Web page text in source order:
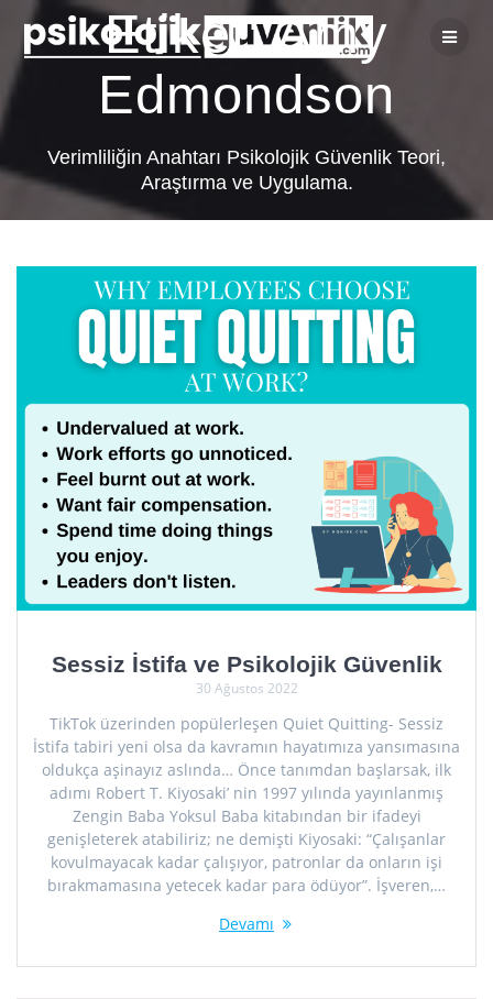
Skip
to
content
Etiket:Amy
Edmondson
Verimliliğin Anahtarı Psikolojik Güvenlik Teori,
Araştırma ve Uygulama.
Sessiz İstifa ve Psikolojik Güvenlik
30 Ağustos 2022
TikTok üzerinden popülerleşen Quiet Quitting- Sessiz
İstifa tabiri yeni olsa da kavramın hayatımıza yansımasına
oldukça aşinayız aslında… Önce tanımdan başlarsak, ilk
adımı Robert T. Kiyosaki’ nin 1997 yılında yayınlanmış
Zengin Baba Yoksul Baba kitabından bir ifadeyi
genişleterek atabiliriz; ne demişti Kiyosaki: “Çalışanlar
kovulmayacak kadar çalışıyor, patronlar da onların işi
bırakmamasına yetecek kadar para ödüyor”. İşveren,…
Devamı